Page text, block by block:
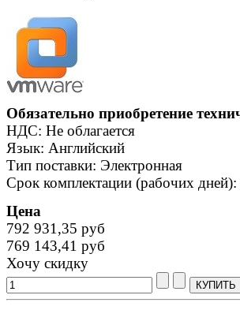
Обязательно приобретение
НДС: Не облагается
Язык: Английский
Тип поставки: Электронная
Срок комплектации (рабочих
Цена
792 931,35 руб
769 143,41 руб
Хочу скидку